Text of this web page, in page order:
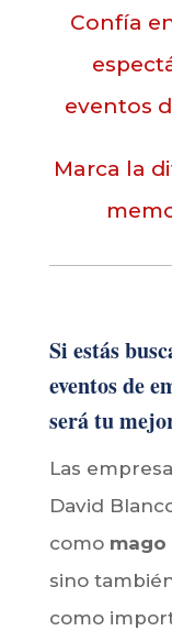
Confía
eventos
Marca la
Si estás
eventos de
será tu
Las
David
como mago
sino
como